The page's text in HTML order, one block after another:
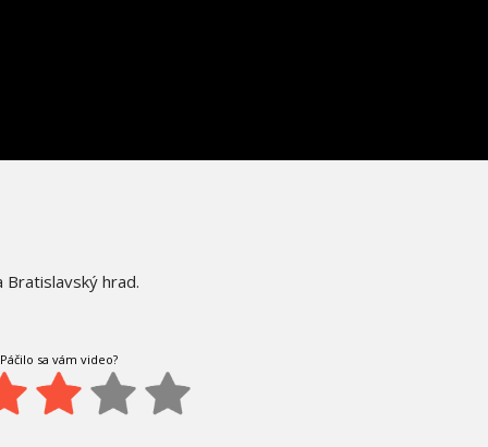
Bratislavský hrad.
Páčilo sa vám video?